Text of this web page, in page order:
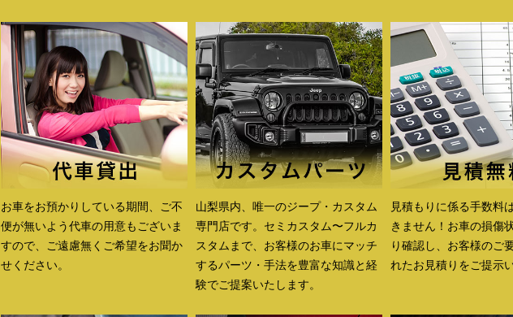
お車をお預かりしている期間、ご不
便が無いよう代車の用意もございま
すので、ご遠慮無くご希望をお聞か
せください。
山梨県内、唯一のジープ・カスタム
専門店です。セミカスタム〜フルカ
スタムまで、お客様のお車にマッチ
するパーツ・手法を豊富な知識と経
験でご提案いたします。
見積もりに係る手数料
きません！お車の損傷
り確認し、お客様のご
れたお見積りをご提示